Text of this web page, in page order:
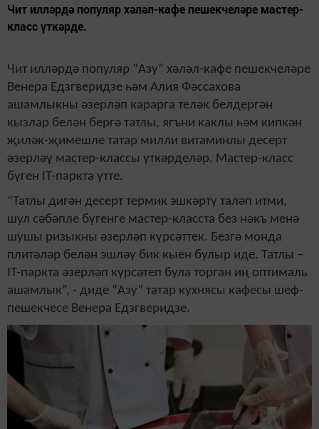
Чит илләрдә популяр хәләл-кафе пешекчеләре мастер-
класс үткәрде.
Чит илләрдә популяр “Азу” хәләл-кафе пешекчеләре
Венера Едзгверидзе һәм Алия Фәссахова
ашамлыкны әзерләп карарга теләк белдергән
кызлар белән бергә татлы, ягъни каклы һәм кипкән
җиләк-җимешле татар милли витаминлы десерт
әзерләү мастер-классы үткәрделәр. Мастер-класс
бүген IT-паркта үтте.
“Татлы дигән десерт термик эшкәртү таләп итми,
шул сәбәпле бүгенге мастер-класста без нәкъ менә
шушы ризыкны әзерләп күрсәттек. Безгә монда
плитәләр белән эшләү бик кыен булыр иде. Татлы –
IT-паркта әзерләп күрсәтеп була торган иң оптималь
ашамлык”, - диде “Азу” татар кухнясы кафесы шеф-
пешекчесе Венера Едзгверидзе.